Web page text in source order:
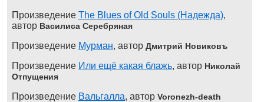
Произведение The Blues of Old Souls (Надежда),
автор Василиса Серебряная
Произведение Мурман, автор Дмитрий Новиковъ
Произведение Или ещё какая блажь, автор Николай
Отпущения
Произведение Вальгалла, автор Voronezh-death